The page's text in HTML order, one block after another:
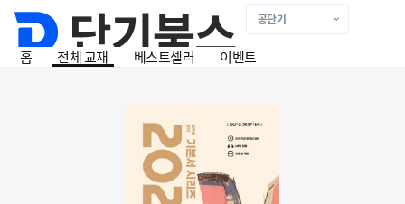
홈 전체 교재 베스트셀러 이벤트
작성하신 후기는 포털 검색에 의해 타 사이트에 노출 될 수 있습니다.
아래의 내용에 해당하는 후기는 게재 및 적립금 지급에서 제외될 수 있습니다.
- 단순한 문구, 감탄사/의태어/의성어를 반복적으로 작성한 경우.
- 도서 내용과 상관없는 일방적인 비방, 욕설/비속어, 혐오감과 불쾌감을 주는
- 상품과 무관한 사진과 후기를 등록한 경우